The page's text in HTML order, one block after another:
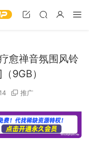
愈禅音氛围风铃
9GB）
推广